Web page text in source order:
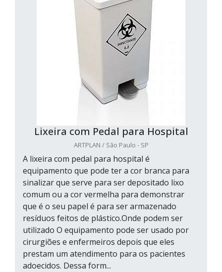
Lixeira com Pedal para Hospital
ARTPLAN / São Paulo - SP
A lixeira com pedal para hospital é
equipamento que pode ter a cor branca para
sinalizar que serve para ser depositado lixo
comum ou a cor vermelha para demonstrar
que é o seu papel é para ser armazenado
resíduos feitos de plástico.Onde podem ser
utilizado O equipamento pode ser usado por
cirurgiões e enfermeiros depois que eles
prestam um atendimento para os pacientes
adoecidos. Dessa form...